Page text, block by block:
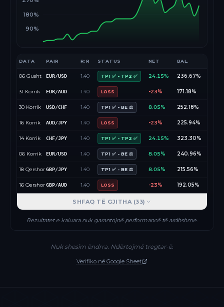
90%
180%
DATA PAIR R:R STATUS NET BAL.
06 Gusht EUR/USD 1.40 TP1 ✅ - TP2 ✅ 24.15% 236.67%
31 Korrik EUR/AUD 1.40 LOSS -23% 171.18%
30 Korrik USD/CHF 1.40 TP1 ✅ - BE ⚖️ 8.05% 252.18%
16 Korrik AUD/JPY 1.40 LOSS -23% 225.94%
14 Korrik CHF/JPY 1.40 TP1 ✅ - TP2 ✅ 24.15% 323.30%
06 Korrik EUR/USD 1.40 TP1 ✅ - BE ⚖️ 8.05% 240.96%
18 QershorGBP/JPY 1.40 TP1 ✅ - BE ⚖️ 8.05% 215.56%
16 QershorGBP/AUD 1.40 LOSS -23% 192.05%
SHFAQ TË GJITHA (33)
Rezultatet e kaluara nuk garantojnë performancë të ardhshme.
Nuk shesim ëndrra. Ndërtojmë tregtar-ë.
Verifiko në Google Sheet